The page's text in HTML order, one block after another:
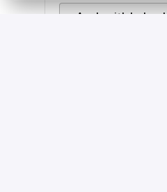
Apply with Indeed